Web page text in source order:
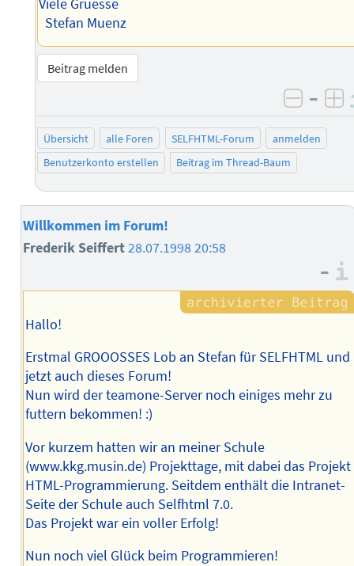
Viele Gruesse
Stefan Muenz
Beitrag melden
–
Übersicht alle Foren SELFHTML-Forum
anmelden
Benutzerkonto erstellen
Beitrag im Thread-Baum
Willkommen im Forum!
Frederik Seiffert28.07.1998 20:58
–
Hallo!
Erstmal GROOOSSES Lob an Stefan für SELFHTML und
jetzt auch dieses Forum!
Nun wird der teamone-Server noch einiges mehr zu
futtern bekommen! :)
Vor kurzem hatten wir an meiner Schule
(www.kkg.musin.de) Projekttage, mit dabei das Projekt
HTML-Programmierung. Seitdem enthält die Intranet-
Seite der Schule auch Selfhtml 7.0.
Das Projekt war ein voller Erfolg!
Nun noch viel Glück beim Programmieren!